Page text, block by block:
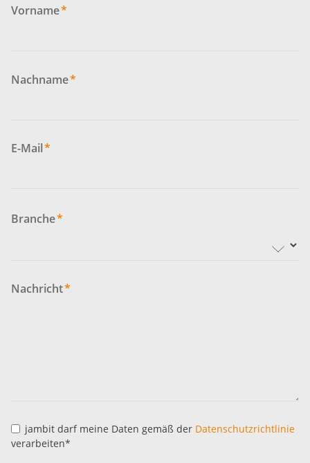
Vorname*
Nachname*
E-Mail*
Branche*
Nachricht*
jambit darf meine Daten gemäß der Datenschutzrichtlinie
verarbeiten*